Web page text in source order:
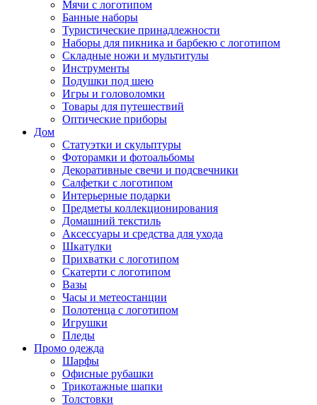
Мячи с логотипом
Банные наборы
Туристические принадлежности
Наборы для пикника и барбекю с логотипом
Складные ножи и мультитулы
Инструменты
Подушки под шею
Игры и головоломки
Товары для путешествий
Оптические приборы
Дом
Статуэтки и скульптуры
Фоторамки и фотоальбомы
Декоративные свечи и подсвечники
Салфетки с логотипом
Интерьерные подарки
Предметы коллекционирования
Домашний текстиль
Аксессуары и средства для ухода
Шкатулки
Прихватки с логотипом
Скатерти с логотипом
Вазы
Часы и метеостанции
Полотенца с логотипом
Игрушки
Пледы
Промо одежда
Шарфы
Офисные рубашки
Трикотажные шапки
Толстовки